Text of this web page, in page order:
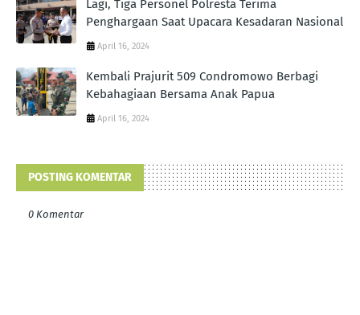
Lagi, Tiga Personel Polresta Terima
Penghargaan Saat Upacara Kesadaran Nasional
April 16, 2024
Kembali Prajurit 509 Condromowo Berbagi
Kebahagiaan Bersama Anak Papua
April 16, 2024
POSTING KOMENTAR
0 Komentar